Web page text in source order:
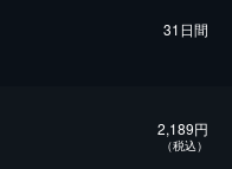
31日間
2,189円
（税込）